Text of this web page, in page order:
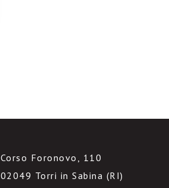
Corso Foronovo, 110
02049 Torri in Sabina (RI)